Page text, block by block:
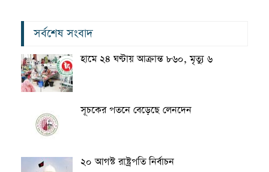
সর্বশেষ সংবাদ
হামে ২৪ ঘণ্টায় আক্রান্ত ৮৬০, মৃত্যু ৬
সূচকের পতনে বেড়েছে লেনদেন
২০ আগস্ট রাষ্ট্রপতি নির্বাচন